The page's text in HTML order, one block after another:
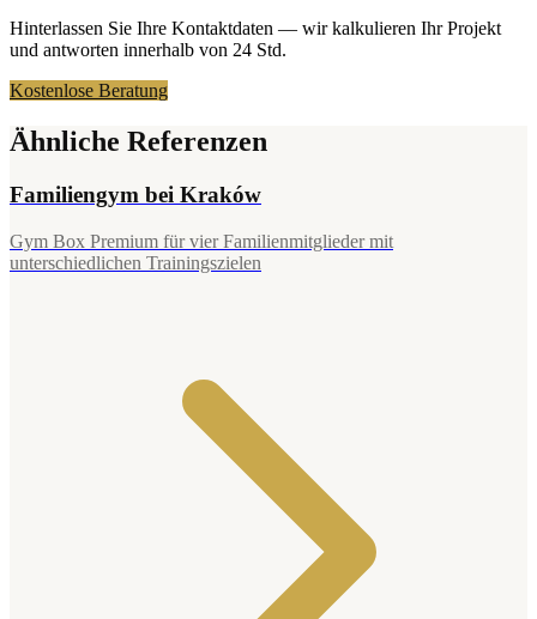
Hinterlassen Sie Ihre Kontaktdaten — wir kalkulieren Ihr Projekt
und antworten innerhalb von 24 Std.
Kostenlose Beratung
Ähnliche Referenzen
Familiengym bei Kraków
Gym Box Premium für vier Familienmitglieder mit
unterschiedlichen Trainingszielen